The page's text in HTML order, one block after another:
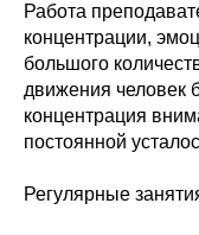
Работа
концентрации,
большого
движения человек
концентрация
постоянной
Регулярные